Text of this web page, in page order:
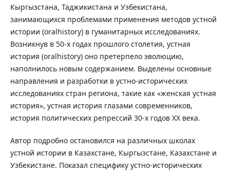
Кыргызстана, Таджикистана и Узбекистана,
занимающихся проблемами применения методов устной
истории (oralhistory) в гуманитарных исследованиях.
Возникнув в 50-х годах прошлого столетия, устная
история (oralhistory) оно претерпело эволюцию,
наполнилось новым содержанием. Выделены основные
направления и разработки в устно-исторических
исследованиях стран региона, такие как «женская устная
история», устная история глазами современников,
история политических репрессий 30-х годов ХХ века.
Автор подробно остановился на различных школах
устной истории в Казахстане, Кыргызстане, Казахстане и
Узбекистане. Показал специфику устно-исторических